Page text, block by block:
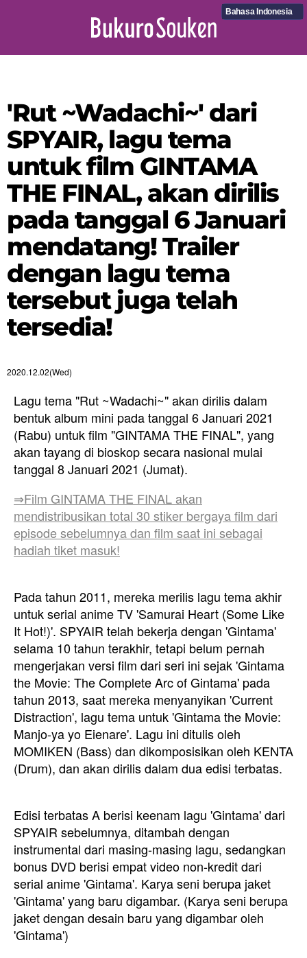
Bahasa Indonesia
'Rut ~Wadachi~' dari
SPYAIR, lagu tema
untuk film GINTAMA
THE FINAL, akan dirilis
pada tanggal 6 Januari
mendatang! Trailer
dengan lagu tema
tersebut juga telah
tersedia!
2020.12.02(Wed)
Lagu tema "Rut ~Wadachi~" akan dirilis dalam
bentuk album mini pada tanggal 6 Januari 2021
(Rabu) untuk film "GINTAMA THE FINAL", yang
akan tayang di bioskop secara nasional mulai
tanggal 8 Januari 2021 (Jumat).
⇒Film GINTAMA THE FINAL akan
mendistribusikan total 30 stiker bergaya film dari
episode sebelumnya dan film saat ini sebagai
hadiah tiket masuk!
Pada tahun 2011, mereka merilis lagu tema akhir
untuk serial anime TV 'Samurai Heart (Some Like
It Hot!)'. SPYAIR telah bekerja dengan 'Gintama'
selama 10 tahun terakhir, tetapi belum pernah
mengerjakan versi film dari seri ini sejak 'Gintama
the Movie: The Complete Arc of Gintama' pada
tahun 2013, saat mereka menyanyikan 'Current
Distraction', lagu tema untuk 'Gintama the Movie:
Manjo-ya yo Eienare'. Lagu ini ditulis oleh
MOMIKEN (Bass) dan dikomposisikan oleh KENTA
(Drum), dan akan dirilis dalam dua edisi terbatas.
Edisi terbatas A berisi keenam lagu 'Gintama' dari
SPYAIR sebelumnya, ditambah dengan
instrumental dari masing-masing lagu, sedangkan
bonus DVD berisi empat video non-kredit dari
serial anime 'Gintama'. Karya seni berupa jaket
'Gintama' yang baru digambar. (Karya seni berupa
jaket dengan desain baru yang digambar oleh
'Gintama')